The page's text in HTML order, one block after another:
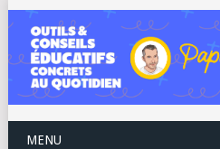
MENU